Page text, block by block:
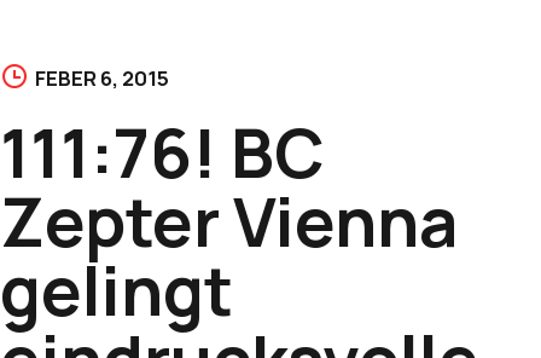
FEBER 6, 2015
111:76! BC
Zepter Vienna
gelingt